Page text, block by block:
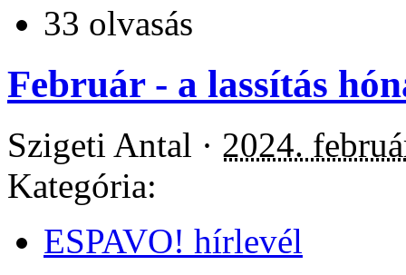
33 olvasás
Február - a lassítás
Szigeti Antal · 2024.
Kategória:
ESPAVO! hírlevél